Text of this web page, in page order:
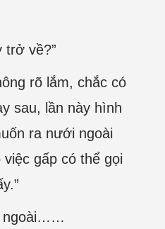
trở về?”
rõ lắm, chắc có
sau, lần này hình
ra nưới ngoài
gấp có thể gọi
ngoài……